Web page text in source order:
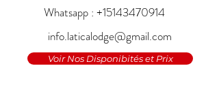
Whatsapp : +15143470914
info.laticalodge@gmail.com
Voir Nos Disponibités et Prix